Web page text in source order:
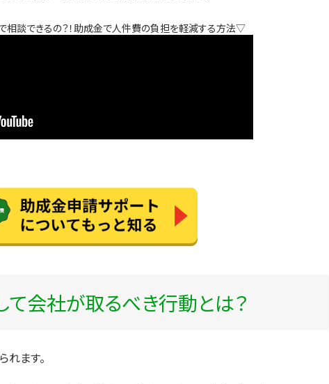
相談できるの？！助成金で人件費の負担を軽減する方法▽
会社が取るべき行動とは？
ます。